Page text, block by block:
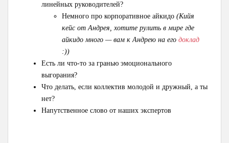
линейных руководителей?
Немного про корпоративное айкидо (Кийя
кейс от Андрея, хотите рулить в мире где
айкидо много — вам к Андрею на его доклад
:))
Есть ли что-то за гранью эмоционального
выгорания?
Что делать, если коллектив молодой и дружный, а ты
нет?
Напутственное слово от наших экспертов